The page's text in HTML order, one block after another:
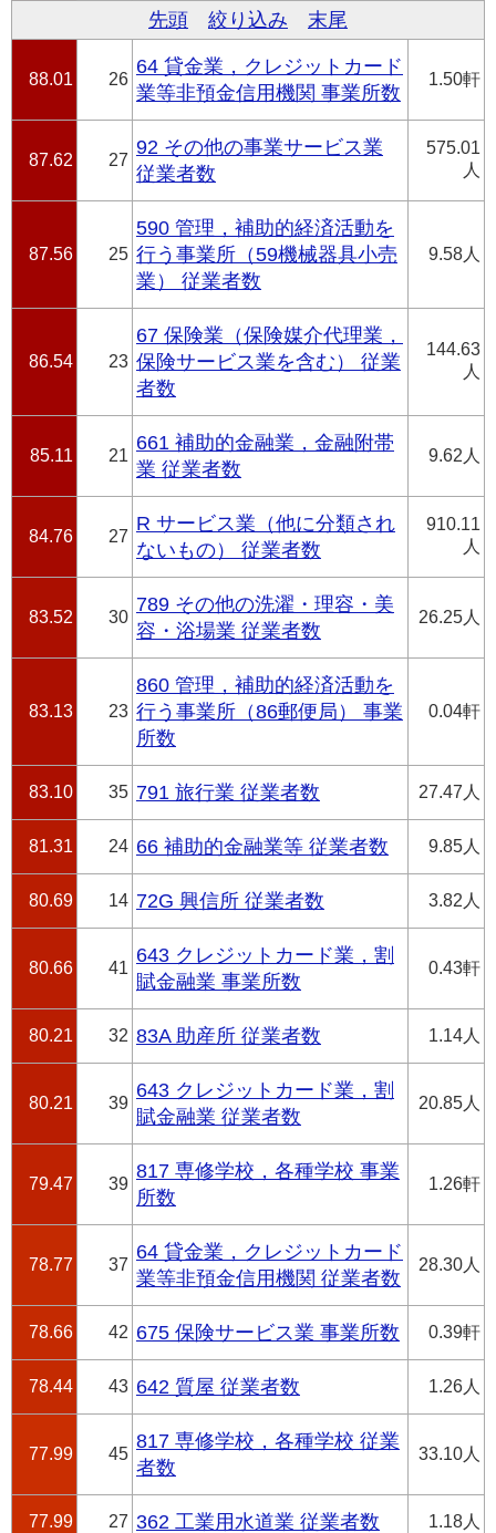
先頭 絞り込み 末尾
88.01 26
64 貸金業，クレジットカード
業等非預金信用機関 事業所数
1.50軒
87.62 27
92 その他の事業サービス業
従業者数
575.01
人
87.56 25
590 管理，補助的経済活動を
行う事業所（59機械器具小売
業） 従業者数
9.58人
86.54 23
67 保険業（保険媒介代理業，
保険サービス業を含む） 従業
者数
144.63
人
85.11 21
661 補助的金融業，金融附帯
業 従業者数
9.62人
84.76 27
R サービス業（他に分類され
ないもの） 従業者数
910.11
人
83.52 30
789 その他の洗濯・理容・美
容・浴場業 従業者数
26.25人
83.13 23
860 管理，補助的経済活動を
行う事業所（86郵便局） 事業
所数
0.04軒
83.10 35 791 旅行業 従業者数 27.47人
81.31 24 66 補助的金融業等 従業者数 9.85人
80.69 14 72G 興信所 従業者数 3.82人
80.66 41
643 クレジットカード業，割
賦金融業 事業所数
0.43軒
80.21 32 83A 助産所 従業者数 1.14人
80.21 39
643 クレジットカード業，割
賦金融業 従業者数
20.85人
79.47 39
817 専修学校，各種学校 事業
所数
1.26軒
78.77 37
64 貸金業，クレジットカード
業等非預金信用機関 従業者数
28.30人
78.66 42 675 保険サービス業 事業所数 0.39軒
78.44 43 642 質屋 従業者数 1.26人
77.99 45
817 専修学校，各種学校 従業
者数
33.10人
77.99 27 362 工業用水道業 従業者数 1.18人